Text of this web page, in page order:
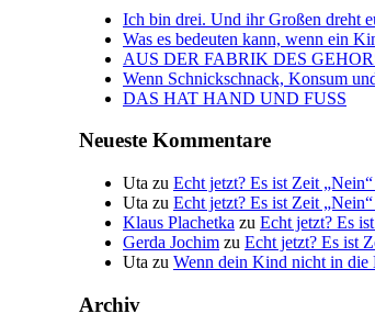
Ich bin drei. Und ihr Großen dreht
Was es bedeuten kann, wenn ein
AUS DER FABRIK DES
Wenn Schnickschnack, Konsum
DAS HAT HAND UND FUSS
Neueste Kommentare
Uta zu Echt jetzt? Es ist Zeit „Nein“
Uta zu Echt jetzt? Es ist Zeit „Nein“
Klaus Plachetka zu Echt jetzt? Es
Gerda Jochim zu Echt jetzt? Es ist
Uta zu Wenn dein Kind nicht in
Archiv